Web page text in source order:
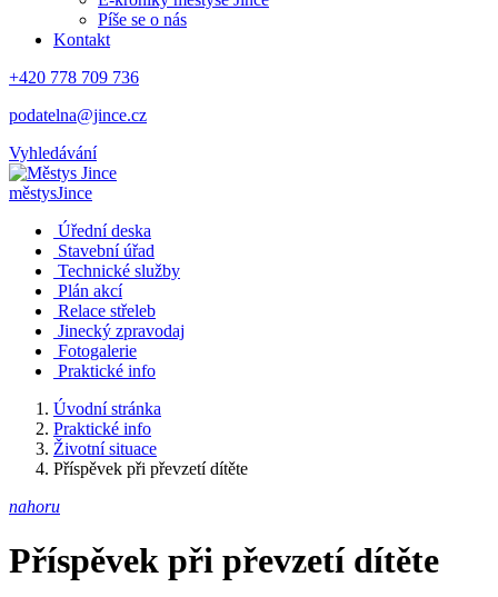
Píše se o nás
Kontakt
+420 778 709 736
podatelna@jince.cz
Vyhledávání
městysJince
Úřední deska
Stavební úřad
Technické služby
Plán akcí
Relace střeleb
Jinecký zpravodaj
Fotogalerie
Praktické info
Úvodní stránka
Praktické info
Životní situace
Příspěvek při převzetí dítěte
nahoru
Příspěvek při převzetí dítěte